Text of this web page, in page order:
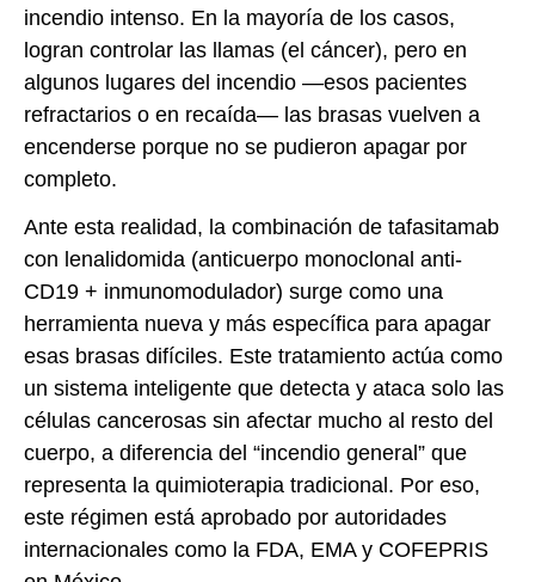
incendio intenso. En la mayoría de los casos,
logran controlar las llamas (el cáncer), pero en
algunos lugares del incendio —esos pacientes
refractarios o en recaída— las brasas vuelven a
encenderse porque no se pudieron apagar por
completo.
Ante esta realidad, la combinación de tafasitamab
con lenalidomida (anticuerpo monoclonal anti-
CD19 + inmunomodulador) surge como una
herramienta nueva y más específica para apagar
esas brasas difíciles. Este tratamiento actúa como
un sistema inteligente que detecta y ataca solo las
células cancerosas sin afectar mucho al resto del
cuerpo, a diferencia del “incendio general” que
representa la quimioterapia tradicional. Por eso,
este régimen está aprobado por autoridades
internacionales como la FDA, EMA y COFEPRIS